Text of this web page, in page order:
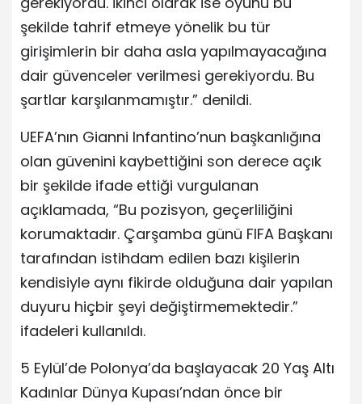
şekilde tahrif etmeye yönelik bu tür
girişimlerin bir daha asla yapılmayacağına
dair güvenceler verilmesi gerekiyordu. Bu
şartlar karşılanmamıştır.” denildi.
UEFA’nın Gianni Infantino’nun başkanlığına
olan güvenini kaybettiğini son derece açık
bir şekilde ifade ettiği vurgulanan
açıklamada, “Bu pozisyon, geçerliliğini
korumaktadır. Çarşamba günü FIFA Başkanı
tarafından istihdam edilen bazı kişilerin
kendisiyle aynı fikirde olduğuna dair yapılan
duyuru hiçbir şeyi değiştirmemektedir.”
ifadeleri kullanıldı.
5 Eylül’de Polonya’da başlayacak 20 Yaş Altı
Kadınlar Dünya Kupası’ndan önce bir